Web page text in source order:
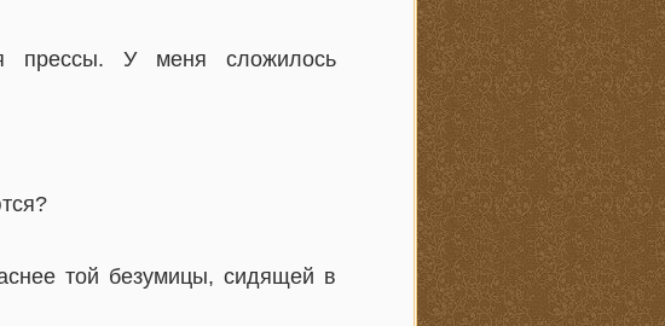
прессы. У меня сложилось
той безумицы, сидящей в